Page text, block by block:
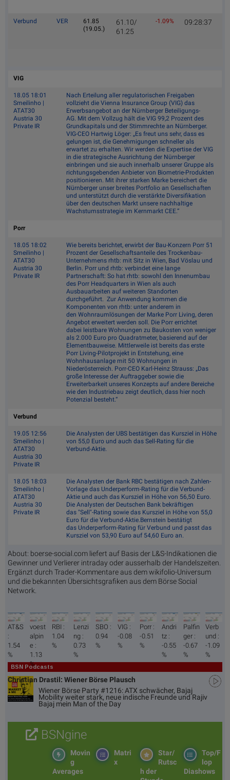
Verbund VER
61.85
(19.05.)
61.10/
61.25
-1.09% 09:28:37
VIG
18.05 18:01
Smeilinho |
ATAT30
Austria 30
Private IR
Nach Erteilung aller regulatorischen Freigaben
vollzieht die Vienna Insurance Group (VIG) das
Erwerbsangebot an der Nürnberger Beteiligungs-
AG. Mit dem Vollzug hält die VIG 99,2 Prozent des
Grundkapitals und der Stimmrechte an Nürnberger.
VIG-CEO Hartwig Löger: „Es freut uns sehr, dass es
gelungen ist, die Genehmigungen schneller als
erwartet zu erhalten. Wir werden die Expertise der VIG
in die strategische Ausrichtung der Nürnberger
einbringen und sie auch innerhalb unserer Gruppe als
richtungsgebenden Anbieter von Biometrie-Produkten
positionieren. Mit ihrer starken Marke bereichert die
Nürnberger unser breites Portfolio an Gesellschaften
und unterstützt durch die verstärkte Diversifikation
über den deutschen Markt unsere nachhaltige
Wachstumsstrategie im Kernmarkt CEE.“
Porr
18.05 18:02
Smeilinho |
ATAT30
Austria 30
Private IR
Wie bereits berichtet, erwirbt der Bau-Konzern Porr 51
Prozent der Gesellschaftsanteile des Trockenbau-
Unternehmens rhtb: mit Sitz in Wien, Bad Vöslau und
Berlin. Porr und rhtb: verbindet eine lange
Partnerschaft: So hat rhtb: sowohl den Innenumbau
des Porr Headquarters in Wien als auch
Ausbauarbeiten auf weiteren Standorten
durchgeführt. Zur Anwendung kommen die
Komponenten von rhtb: unter anderem in
den Wohnraumlösungen der Marke Porr Living, deren
Angebot erweitert werden soll. Die Porr errichtet
dabei leistbare Wohnungen zu Baukosten von weniger
als 2.000 Euro pro Quadratmeter, basierend auf der
Elementbauweise. Mittlerweile ist bereits das erste
Porr Living-Pilotprojekt in Entstehung, eine
Wohnhausanlage mit 50 Wohnungen in
Niederösterreich. Porr-CEO Karl-Heinz Strauss: „Das
große Interesse der Auftraggeber sowie die
Erweiterbarkeit unseres Konzepts auf andere Bereiche
wie den Industriebau zeigt deutlich, dass hier noch
Potenzial besteht.“
Verbund
19.05 12:56
Smeilinho |
ATAT30
Austria 30
Private IR
Die Analysten der UBS bestätigen das Kursziel in Höhe
von 55,0 Euro und auch das Sell-Rating für die
Verbund-Aktie.
18.05 18:03
Smeilinho |
ATAT30
Austria 30
Private IR
Die Analysten der Bank RBC bestätigen nach Zahlen-
Vorlage das Underperform-Rating für die Verbund-
Aktie und auch das Kursziel in Höhe von 56,50 Euro.
Die Analysten der Deutschen Bank bekräftigen
das "Sell"-Rating sowie das Kursziel in Höhe von 55,0
Euro für die Verbund-Aktie.Bernstein bestätigt
das Underperform-Rating für Verbund und passt das
Kursziel von 53,90 Euro auf 54,60 Euro an.
About: boerse-social.com liefert auf Basis der L&S-Indikationen die
Gewinner und Verlierer intraday oder ausserhalb der Handelszeiten.
Ergänzt durch Trader-Kommentare aus dem wikifolio-Universum
und die bekannten Übersichtsgrafiken aus dem Börse Social
Network.
AT&S
:
1.54
%
voest
alpin
e :
1.13
%
RBI :
1.04
%
Lenzi
ng :
0.73
%
SBO :
0.94
%
VIG :
-0.08
%
Porr :
-0.51
%
Andri
tz :
-0.55
%
Palfin
ger :
-0.67
%
Verb
und :
-1.09
%
BSN Podcasts
Christian Drastil: Wiener Börse Plausch
Wiener Börse Party #1216: ATX schwächer, Bajaj
Mobility weiter stark, neue indische Freunde und Rajiv
Bajaj mein Man of the Day
BSNgine
Top/F
lop
Diashows
Star/
Rutsc
h der
Matri
x
Movin
g
Averages